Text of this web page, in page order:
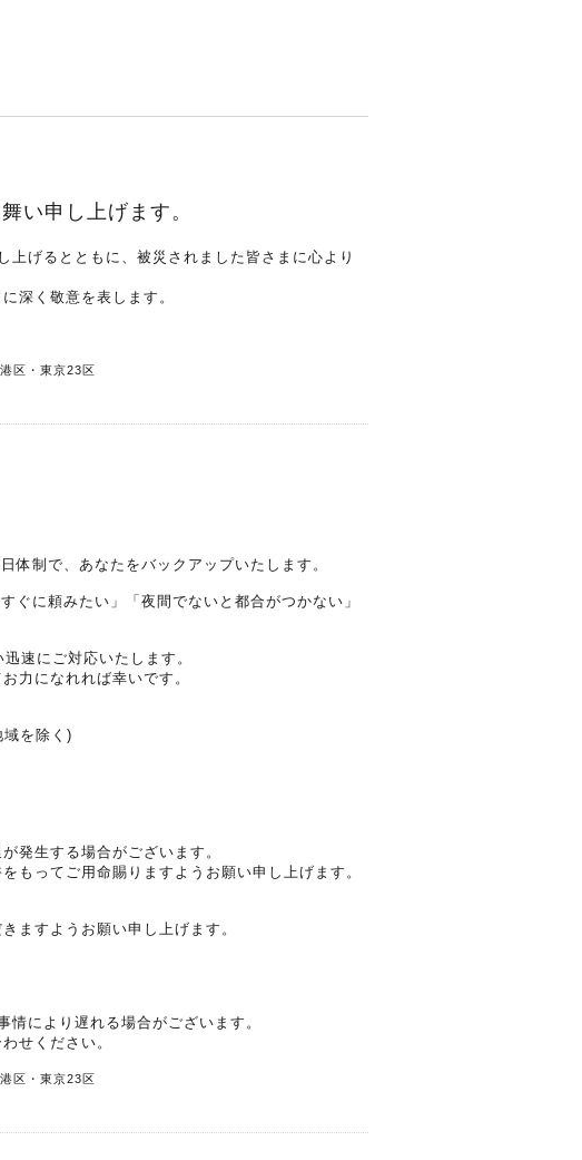
い申し上げます。
げるとともに、被災されました皆さまに心より
深く敬意を表します。
区・東京23区
体制で、あなたをバックアップいたします。
ぐに頼みたい」「夜間でないと都合がつかない」
速にご対応いたします。
力になれれば幸いです。
除く)
発生する場合がございます。
もってご用命賜りますようお願い申し上げます。
ますようお願い申し上げます。
により遅れる場合がございます。
せください。
区・東京23区